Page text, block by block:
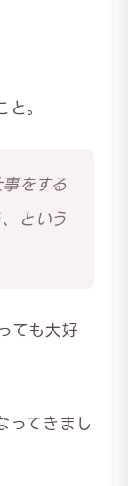
。
をする
という
ても大好
ってきまし